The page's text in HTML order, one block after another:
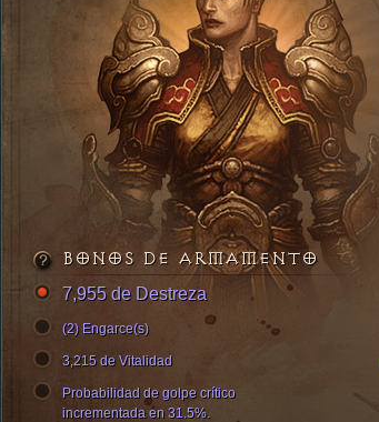
BONOS DE ARMAMENTO
7,955 de Destreza
(2) Engarce(s)
3,215 de Vitalidad
Probabilidad de golpe crítico
incrementada en 31.5%.